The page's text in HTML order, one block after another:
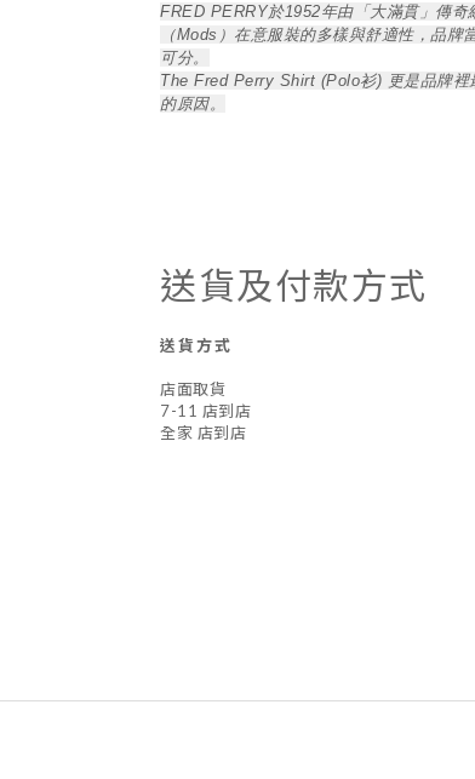
FRED PERRY於1952年由「大滿貫」傳
（Mods）在意服裝的多樣與舒適性，品
可分。
The Fred Perry Shirt (Polo衫) 更是品牌裡
的原因。
送貨及付款方式
送貨方式
店面取貨
7-11 店到店
全家 店到店